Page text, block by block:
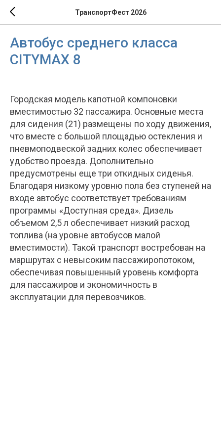
ТранспортФест 2026
Автобус среднего класса
CITYMAX 8
Городская модель капотной компоновки
вместимостью 32 пассажира. Основные места
для сидения (21) размещены по ходу движения,
что вместе с большой площадью остекления и
пневмоподвеской задних колес обеспечивает
удобство проезда. Дополнительно
предусмотрены еще три откидных сиденья.
Благодаря низкому уровню пола без ступеней на
входе автобус соответствует требованиям
программы «Доступная среда». Дизель
объемом 2,5 л обеспечивает низкий расход
топлива (на уровне автобусов малой
вместимости). Такой транспорт востребован на
маршрутах с невысоким пассажиропотоком,
обеспечивая повышенный уровень комфорта
для пассажиров и экономичность в
эксплуатации для перевозчиков.